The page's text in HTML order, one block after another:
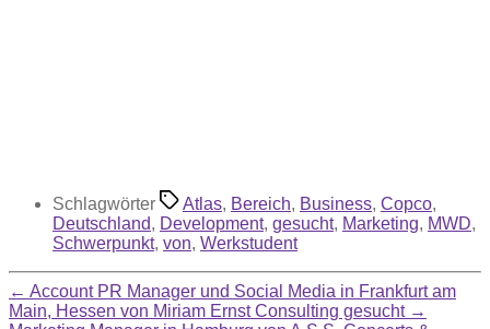
Schlagwörter Atlas, Bereich, Business, Copco,
Deutschland, Development, gesucht, Marketing, MWD,
Schwerpunkt, von, Werkstudent
← Account PR Manager und Social Media in Frankfurt am
Main, Hessen von Miriam Ernst Consulting gesucht →